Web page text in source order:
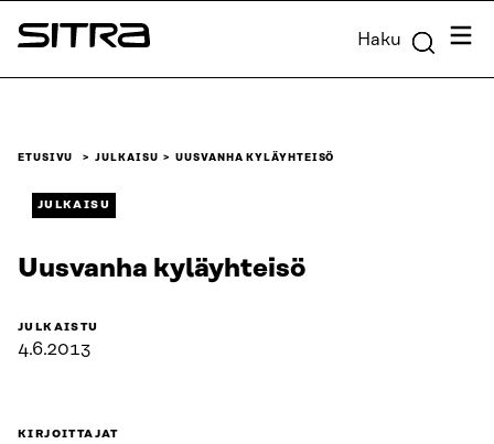
Siirry
suoraan
Sitra Haku
ETUSIVU JULKAISU UUSVANHA KYLÄYHTEISÖ
JULKAISU
Uusvanha kyläyhteisö
JULKAISTU
4.6.2013
KIRJOITTAJAT